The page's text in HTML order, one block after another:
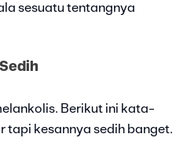
sesuatu tentangnya
Berikut ini kata-
tapi kesannya sedih banget.